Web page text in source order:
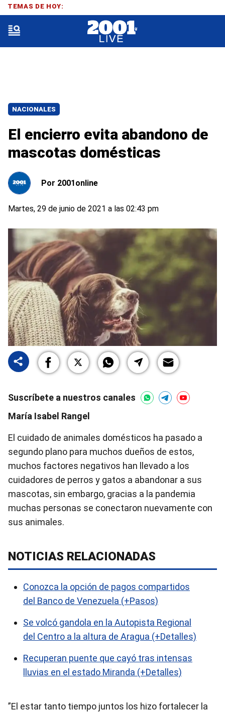
NACIONALES
El encierro evita abandono de
mascotas domésticas
Por 2001online
Martes, 29 de junio de 2021 a las 02:43 pm
Suscríbete a nuestros canales
María Isabel Rangel
El cuidado de animales domésticos ha pasado a
segundo plano para muchos dueños de estos,
muchos factores negativos han llevado a los
cuidadores de perros y gatos a abandonar a sus
mascotas, sin embargo, gracias a la pandemia
muchas personas se conectaron nuevamente con
sus animales.
NOTICIAS RELACIONADAS
Conozca la opción de pagos compartidos
del Banco de Venezuela (+Pasos)
Se volcó gandola en la Autopista Regional
del Centro a la altura de Aragua (+Detalles)
Recuperan puente que cayó tras intensas
lluvias en el estado Miranda (+Detalles)
”El estar tanto tiempo juntos los hizo fortalecer la
TEMAS DE HOY: